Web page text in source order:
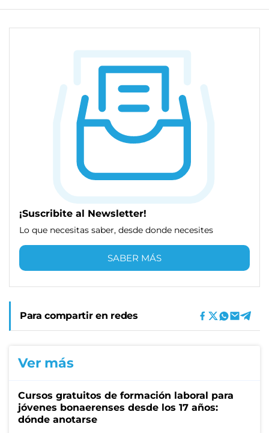
¡Suscribite al Newsletter!
Lo que necesitas saber, desde donde necesites
SABER MÁS
Para compartir en redes
Ver más
Cursos gratuitos de formación laboral para
jóvenes bonaerenses desde los 17 años:
dónde anotarse